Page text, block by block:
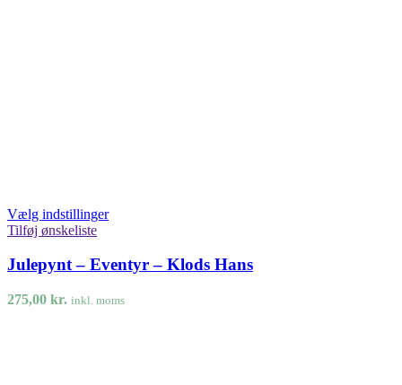
Vælg indstillinger
Tilføj ønskeliste
Julepynt – Eventyr – Klods Hans
275,00 kr. inkl. moms